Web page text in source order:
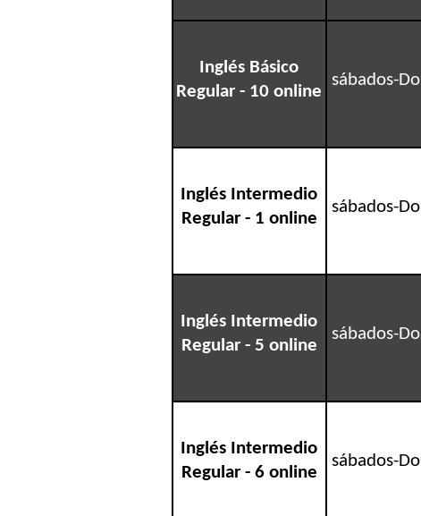
Inglés Básico
Regular - 10 online
sábados-
Inglés Intermedio
Regular - 1 online
sábados-
Inglés Intermedio
Regular - 5 online
sábados-
Inglés Intermedio
Regular - 6 online
sábados-